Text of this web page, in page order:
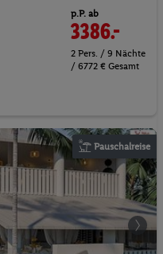
p.P. ab
3386.-
2 Pers. / 9 Nächte
/ 6772 € Gesamt
Pauschalreise